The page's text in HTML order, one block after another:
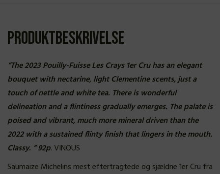
Produktbeskrivelse
“The 2023 Pouilly-Fuisse Les Crays 1er Cru has an elegant
bouquet with nectarine, light Clementine scents, just a
touch of nettle and white tea. There is wonderful
delineation and a flintiness gradually emerges. The palate is
poised and vibrant, much more mineral driven than the
2022 with a sustained flinty finish that lingers in the mouth.
Classy. ” 92p. VINOUS
Saumaize Michelins mest eftertragtede og sjældne 1er Cru fra